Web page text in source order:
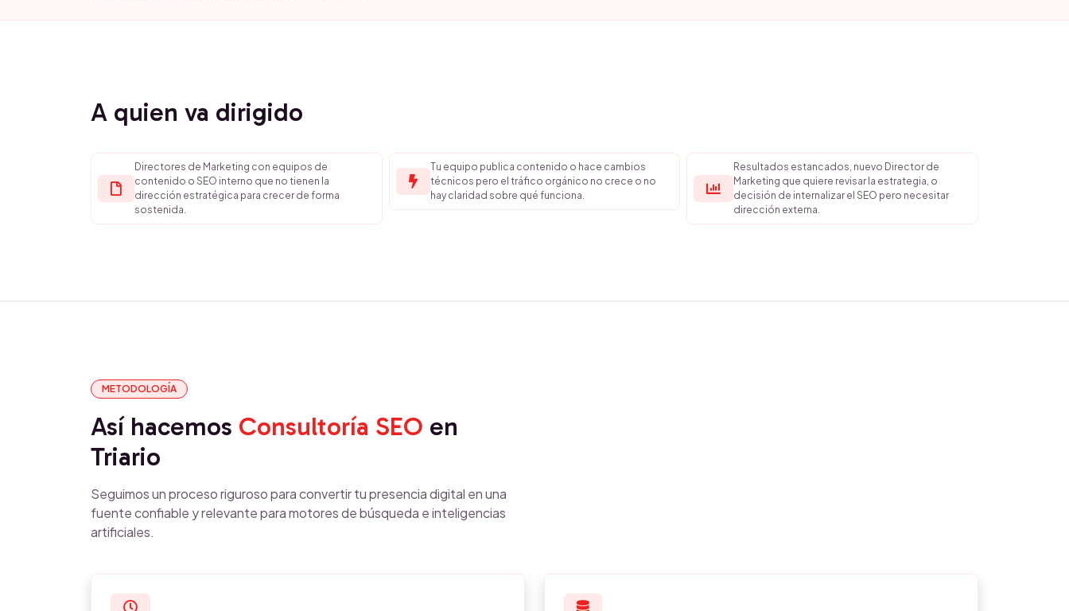
A quien va dirigido
Directores de Marketing con equipos de
contenido o SEO interno que no tienen la
dirección estratégica para crecer de forma
sostenida.
Tu equipo publica contenido o hace cambios
técnicos pero el tráfico orgánico no crece o no
hay claridad sobre qué funciona.
Resultados estancados, nuevo Director de
Marketing que quiere revisar la estrategia, o
decisión de internalizar el SEO pero necesitar
dirección externa.
METODOLOGÍA
Así hacemos Consultoría SEO en
Triario
Seguimos un proceso riguroso para convertir tu presencia digital en una
fuente confiable y relevante para motores de búsqueda e inteligencias
artificiales.